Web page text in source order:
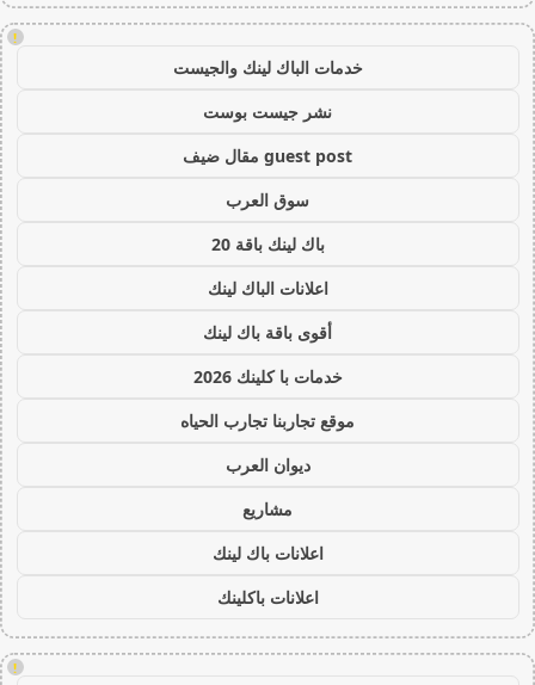
!
خدمات الباك لينك والجيست
نشر جيست بوست
guest post مقال ضيف
سوق العرب
باك لينك باقة 20
اعلانات الباك لينك
أقوى باقة باك لينك
خدمات با كلينك 2026
موقع تجاربنا تجارب الحياه
ديوان العرب
مشاريع
اعلانات باك لينك
اعلانات باكلينك
!